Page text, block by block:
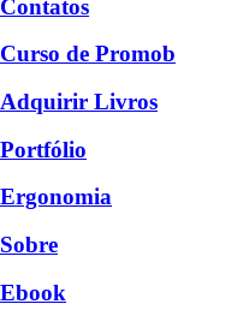
Contatos
Curso de Promob
Adquirir Livros
Portfólio
Ergonomia
Sobre
Ebook